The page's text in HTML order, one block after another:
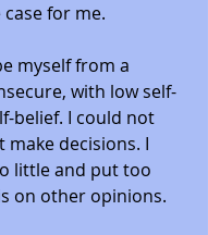
for me.
myself from a
with low self-
belief. I could not
decisions. I
little and put too
on other opinions.